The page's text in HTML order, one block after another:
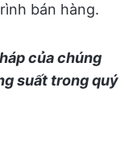
bán hàng.
của chúng
suất trong quý